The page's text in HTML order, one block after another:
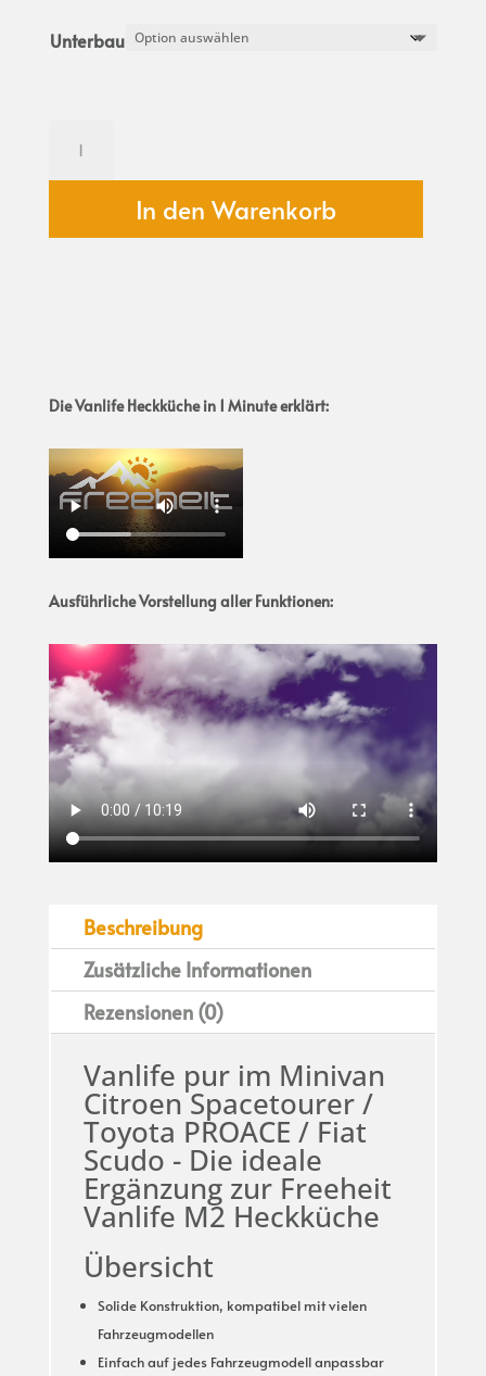
Unterbau
Schlafsystem
Heckküche
In den Warenkorb
Die Vanlife Heckküche in 1 Minute erklärt:
Ausführliche Vorstellung aller Funktionen:
Beschreibung
Zusätzliche Informationen
Rezensionen (0)
Vanlife pur im Minivan
Citroen Spacetourer /
Toyota PROACE / Fiat
Scudo - Die ideale
Ergänzung zur Freeheit
Vanlife M2 Heckküche
Übersicht
Solide Konstruktion, kompatibel mit vielen
Fahrzeugmodellen
Einfach auf jedes Fahrzeugmodell anpassbar